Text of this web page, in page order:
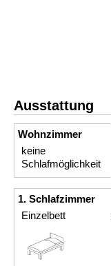
Ausstattung
Wohnzimmer
keine
Schlafmöglichkeit
1. Schlafzimmer
Einzelbett